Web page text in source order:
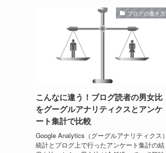
ブログの書き方
こんなに違う！ブログ読者の男女比
をグーグルアナリティクスとアンケ
ート集計で比較
Google Analytics（グーグルアナリティクス）
統計とブログ上で行ったアンケート集計の結